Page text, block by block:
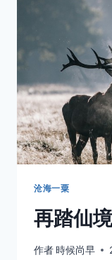
PARK
沧海一粟
再踏仙
作者時候尚早